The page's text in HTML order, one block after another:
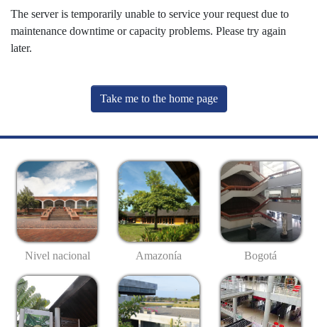
The server is temporarily unable to service your request due to
maintenance downtime or capacity problems. Please try again
later.
Take me to the home page
Nivel nacional Amazonía Bogotá